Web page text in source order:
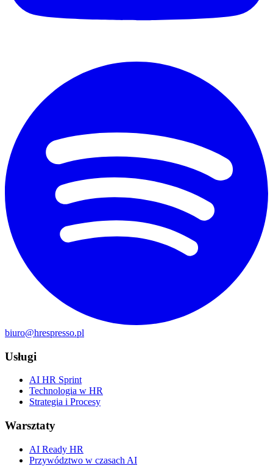
biuro@hrespresso.pl
Usługi
AI HR Sprint
Technologia w HR
Strategia i Procesy
Warsztaty
AI Ready HR
Przywództwo w czasach AI